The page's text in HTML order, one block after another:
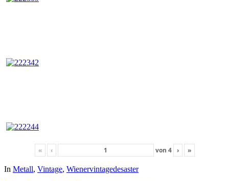
« ‹ von 4 › »
In Metall, Vintage, Wienervintagedesaster